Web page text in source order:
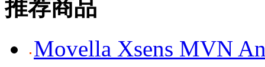
推荐商品
Movella Xsens MVN